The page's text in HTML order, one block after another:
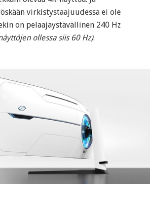
virkistystaajuudessa ei ole
on pelaajaystävällinen 240 Hz
ollessa siis 60 Hz).